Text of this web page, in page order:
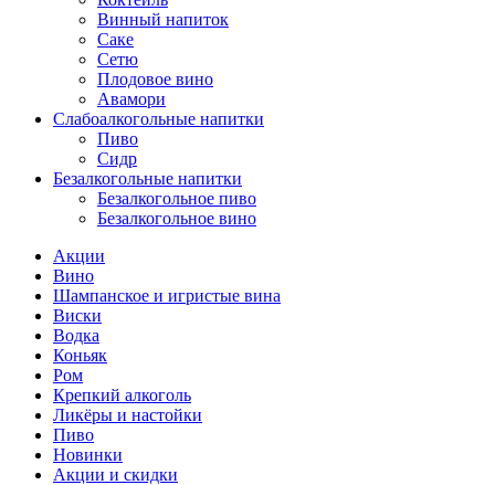
Винный напиток
Саке
Сетю
Плодовое вино
Авамори
Слабоалкогольные напитки
Пиво
Сидр
Безалкогольные напитки
Безалкогольное пиво
Безалкогольное вино
Акции
Вино
Шампанское и игристые вина
Виски
Водка
Коньяк
Ром
Крепкий алкоголь
Ликёры и настойки
Пиво
Новинки
Акции и скидки